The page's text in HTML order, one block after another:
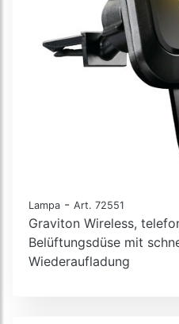
Lampa - Art. 72551
Graviton Wireless,
Belüftungsdüse mit
Wiederaufladung